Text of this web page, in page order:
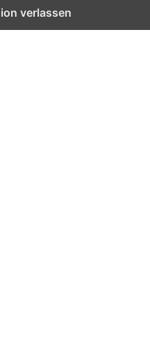
verlassen